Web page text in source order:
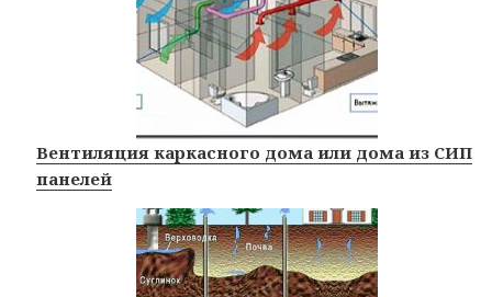
Вентиляция каркасного дома или дома из СИП
панелей